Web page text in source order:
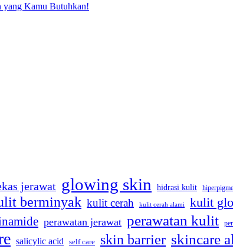
yang Kamu Butuhkan!
jerawat glowing skin hidrasi kulit
berminyak kulit cerah kulit cerah alami kulit
perawatan jerawat perawatan kulit
salicylic acid self care skin barrier skincare